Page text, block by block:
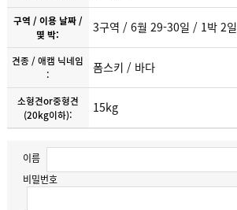
구역 / 이용 날짜 /
몇 박:
3구역 / 6월 29-30일 / 1박 2일
견종 / 애캠 닉네임
:
폼스키 / 바다
소형견or중형견
(20kg이하):
15kg
이름
비밀번호